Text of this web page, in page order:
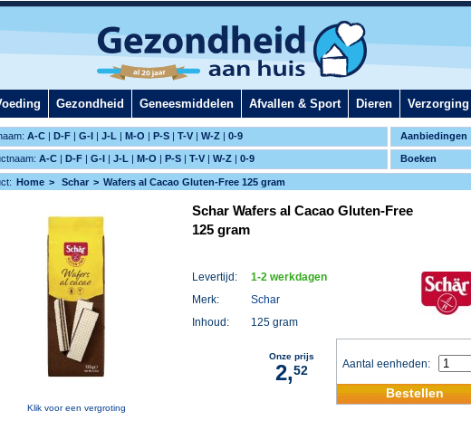
Gezondheid Geneesmiddelen Afvallen & Sport Dieren Verzorging
Aanbiedingen
A-C | D-F | G-I | J-L | M-O | P-S | T-V | W-Z | 0-9
Boeken
A-C | D-F | G-I | J-L | M-O | P-S | T-V | W-Z | 0-9
Home Schar Wafers al Cacao Gluten-Free 125 gram
Klik voor een vergroting
Schar Wafers al Cacao Gluten-Free
125 gram
Levertijd:
1-2 werkdagen
Merk:
Schar
Inhoud:
125 gram
Aantal eenheden:
Bestellen
Onze prijs
2,52